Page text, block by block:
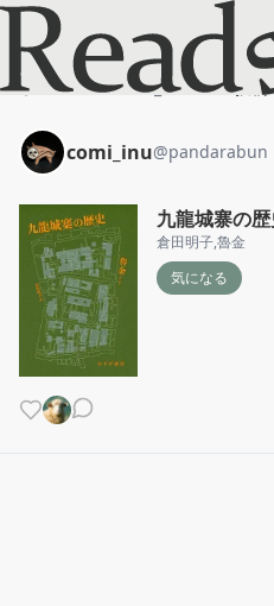
comi_inu 九龍城寨の
ホーム comi_inu 投稿
comi_inu@pandarabun
九龍城寨の歴
倉田明子,魯金
気になる